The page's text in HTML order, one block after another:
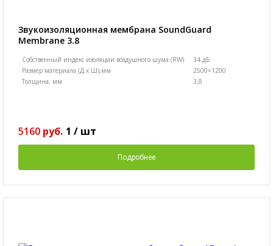
Звукоизоляционная мембрана SoundGuard
Membranе 3.8
Собственный индекс изоляции воздушного шума (RW)
34 дБ
Размер материала (Д х Ш),мм
2500×1200
Толщина, мм
3,8
5160 руб. 1 / шт
Подробнее